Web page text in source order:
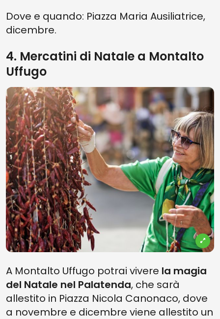
Dove e quando: Piazza Maria Ausiliatrice,
dicembre.
4. Mercatini di Natale a Montalto
Uffugo
A Montalto Uffugo potrai vivere la magia
del Natale nel Palatenda, che sarà
allestito in Piazza Nicola Canonaco, dove
a novembre e dicembre viene allestito un